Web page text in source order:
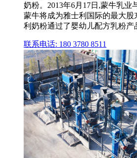
奶粉。2013年6月17日,蒙牛乳业
蒙牛将成为雅士利国际的最大股
利奶粉通过了婴幼儿配方乳粉产
联系电话: 180 3780 8511